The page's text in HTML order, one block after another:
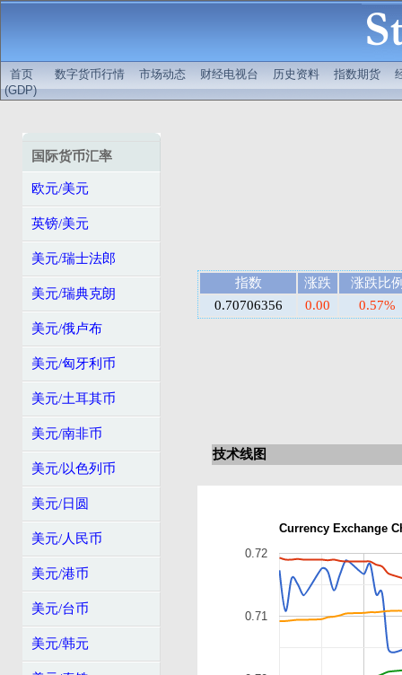
首页 数字货币行情 市场动态 财经电视台 历史资料 指数期货
(GDP)
国际货币汇率
欧元/美元
英镑/美元
美元/瑞士法郎
美元/瑞典克朗
美元/俄卢布
美元/匈牙利币
美元/土耳其币
美元/南非币
美元/以色列币
美元/日圆
美元/人民币
美元/港币
美元/台币
美元/韩元
指数 涨跌
涨跌比
0.70706356
0.00 0.57%
技术线图
Currency Exchange
0.71
0.72